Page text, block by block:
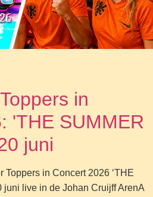
in
'THE SUMMER
juni
Toppers in Concert 2026 ‘THE
juni live in de Johan Cruijff ArenA